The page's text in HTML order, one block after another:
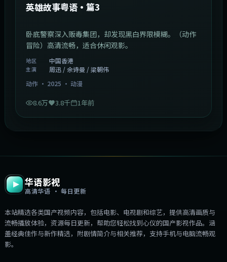
英雄故事粤语·篇3
卧底警察深入贩毒集团，却发现黑白界限模糊。（动作
冒险）高清流畅，适合休闲观影。
地区 中国香港
主演
周迅 / 佘诗曼 / 梁朝伟
动作· 2025 · 动漫
8.6万 3.8千 1年前
华语影视
高清华语 · 每日更新
本站精选各类国产视频内容，包括电影、电视剧和综艺，提供高清画质与
流畅播放体验，资源每日更新，帮助您轻松找到心仪的国产影视作品。涵
盖经典佳作与新作精选，附剧情简介与相关推荐，支持手机与电脑流畅观
影。